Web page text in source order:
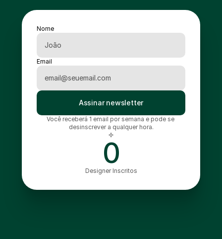
Nome
Email
Assinar newsletter
Você receberá 1 email por semana e pode se
desinscrever a qualquer hora.
✢
0
Designer Inscritos